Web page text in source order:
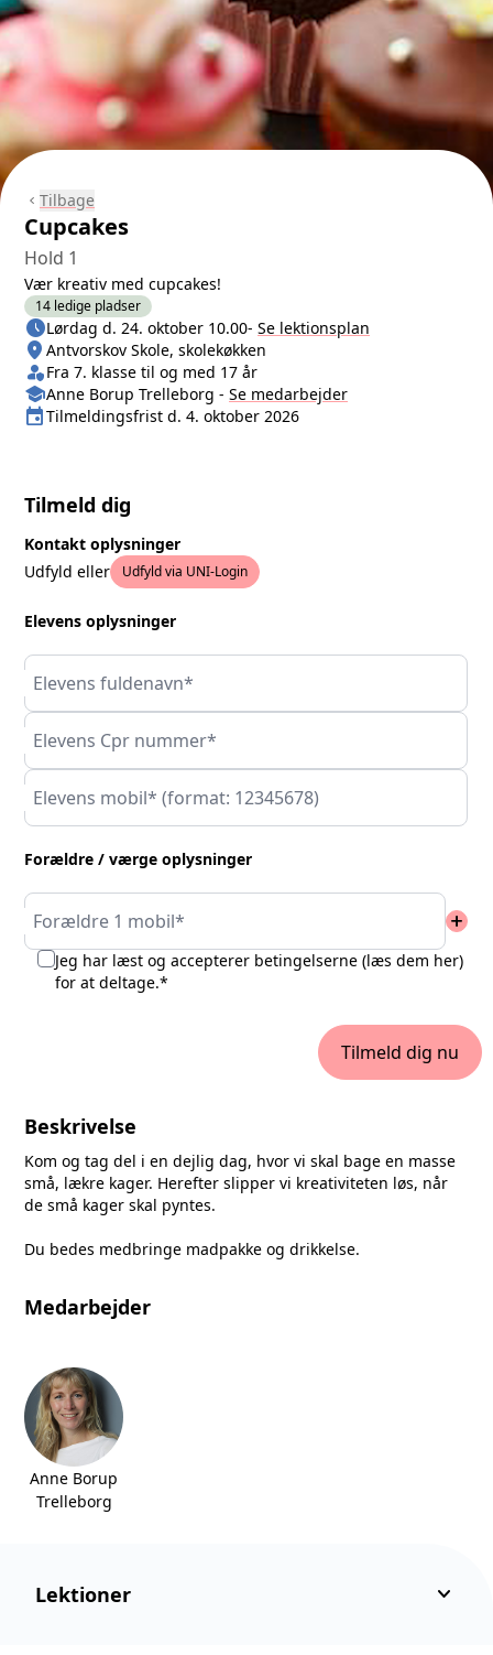
chevron_left Tilbage
Cupcakes
Hold 1
Vær kreativ med cupcakes!
14 ledige pladser
Næste lektion
scheduleLørdag d. 24. oktober 10.00- Se lektionsplan
Sted/Adresse
location_on Antvorskov Skole, skolekøkken
Klasse/Aldersbegrænsning
person_shieldFra 7. klasse til og med 17 år
Medarbejder
schoolAnne Borup Trelleborg - Se medarbejder
Tilmeldingsfrist
eventTilmeldingsfrist d. 4. oktober 2026
Tilmeld dig
Kontakt oplysninger
Udfyld eller
Udfyld via UNI-Login
Elevens oplysninger
Elevens fuldenavn*
Elevens Cpr nummer*
Elevens mobil* (format: 12345678)
Forældre / værge oplysninger
Forældre 1 mobil* add
Jeg har læst og accepterer betingelserne (læs dem her)
for at deltage.*
Tilmeld dig nu
Beskrivelse
Kom og tag del i en dejlig dag, hvor vi skal bage en masse
små, lækre kager. Herefter slipper vi kreativiteten løs, når
de små kager skal pyntes.
Du bedes medbringe madpakke og drikkelse.
Medarbejder
Anne Borup
Trelleborg
Lektioner keyboard_arrow_down